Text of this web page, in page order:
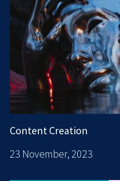
Content Creation
23 November, 2023